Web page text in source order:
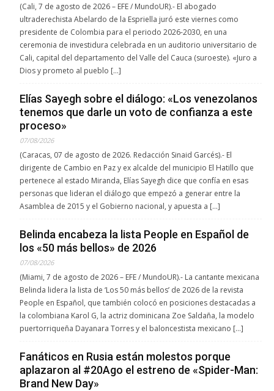
(Cali, 7 de agosto de 2026 – EFE / MundoUR).- El abogado
ultraderechista Abelardo de la Espriella juró este viernes como
presidente de Colombia para el periodo 2026-2030, en una
ceremonia de investidura celebrada en un auditorio universitario de
Cali, capital del departamento del Valle del Cauca (suroeste). «Juro a
Dios y prometo al pueblo […]
Elías Sayegh sobre el diálogo: «Los venezolanos
tenemos que darle un voto de confianza a este
proceso»
07/08/2026
(Caracas, 07 de agosto de 2026. Redacción Sinaid Garcés).- El
dirigente de Cambio en Paz y ex alcalde del municipio El Hatillo que
pertenece al estado Miranda, Elías Sayegh dice que confía en esas
personas que lideran el diálogo que empezó a generar entre la
Asamblea de 2015 y el Gobierno nacional, y apuesta a […]
Belinda encabeza la lista People en Español de
los «50 más bellos» de 2026
07/08/2026
(Miami, 7 de agosto de 2026 – EFE / MundoUR).- La cantante mexicana
Belinda lidera la lista de ‘Los 50 más bellos’ de 2026 de la revista
People en Español, que también colocó en posiciones destacadas a
la colombiana Karol G, la actriz dominicana Zoe Saldaña, la modelo
puertorriqueña Dayanara Torres y el baloncestista mexicano […]
Fanáticos en Rusia están molestos porque
aplazaron al #20Ago el estreno de «Spider-Man:
Brand New Day»